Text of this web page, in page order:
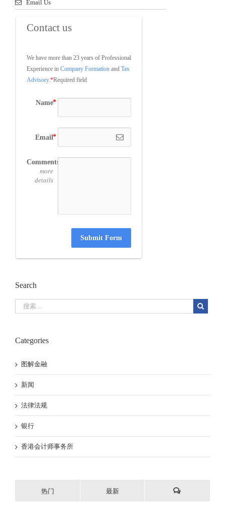
Email Us
Contact us
We have more than 23 years of Professional
Experience in Company Formation and Tax
Advisory.*Required field
Name
Email
Comments
more
details
Submit Form
Search
Categories
图解金融
新闻
法律法规
银行
香港会计师事务所
热门 最新